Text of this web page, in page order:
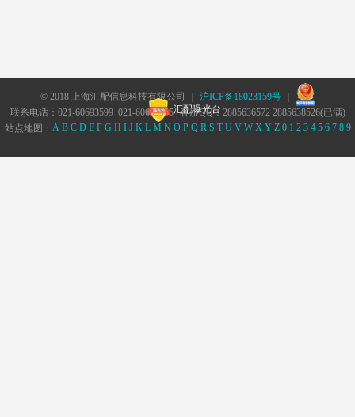
© 2018 上海汇配信息科技有限公司 ｜ 沪ICP备18023159号｜
汇配曝光台
联系电话：021-60693599 021-60693555 | 客服QQ：2885636572 2885638526(已满)
站点地图： A B C D E F G H I J K L M N O P Q R S T U V W X Y Z 0 1 2 3 4 5 6 7 8 9